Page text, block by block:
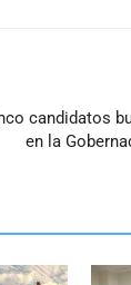
candidatos
en la